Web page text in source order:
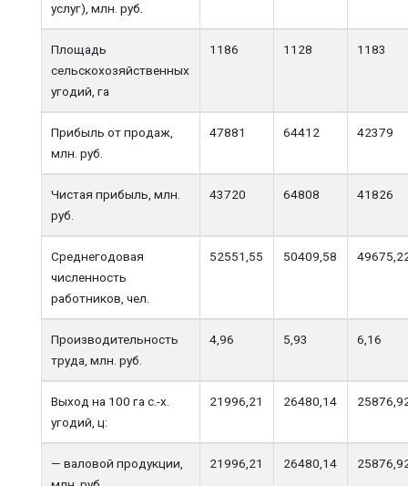
услуг), млн. руб.
Площадь
сельскохозяйственных
угодий, га
1186 1128 1183
Прибыль от продаж,
млн. руб.
47881 64412 42379
Чистая прибыль, млн.
руб.
43720 64808 41826
Среднегодовая
численность
работников, чел.
52551,55 50409,58
Производительность
труда, млн. руб.
4,96 5,93 6,16
Выход на 100 га с.-х.
угодий, ц:
21996,21 26480,14
— валовой продукции,
21996,21 26480,14